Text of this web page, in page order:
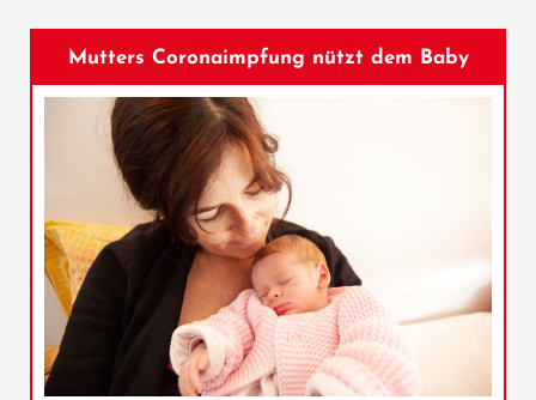
Mutters Coronaimpfung nützt dem Baby